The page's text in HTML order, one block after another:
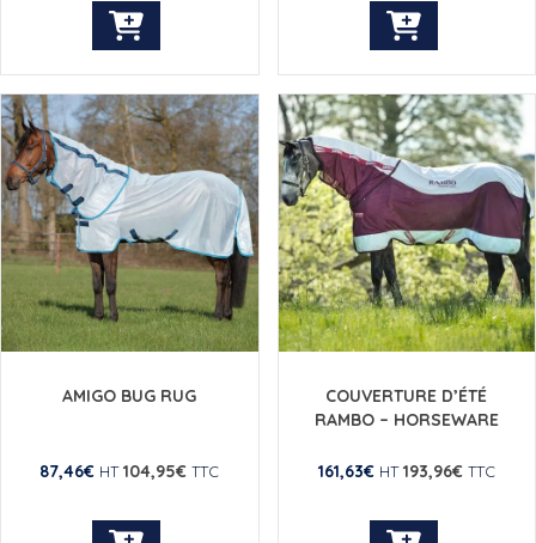
Ce
a
plusieurs
variations.
Les
options
peuvent
être
choisies
sur
la
page
produit
Ce
a
plusieurs
variations.
Les
options
peuvent
être
choisies
sur
la
page
produit
AMIGO BUG RUG
87,46€ HT 104,95€ TTC
COUVERTURE D’ÉTÉ
RAMBO – HORSEWARE
161,63€ HT 193,96€ TTC